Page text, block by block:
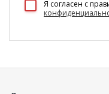
Я согласен c